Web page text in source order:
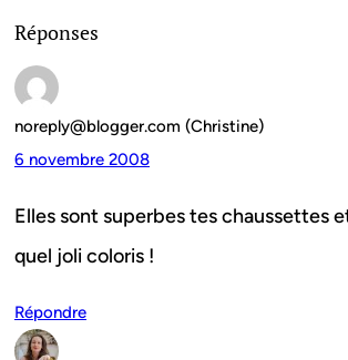
Réponses
noreply@blogger.com (Christine)
6 novembre 2008
Elles sont superbes tes chaussettes
quel joli coloris !
Répondre